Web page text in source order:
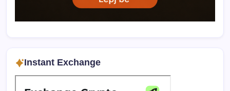
Instant Exchange